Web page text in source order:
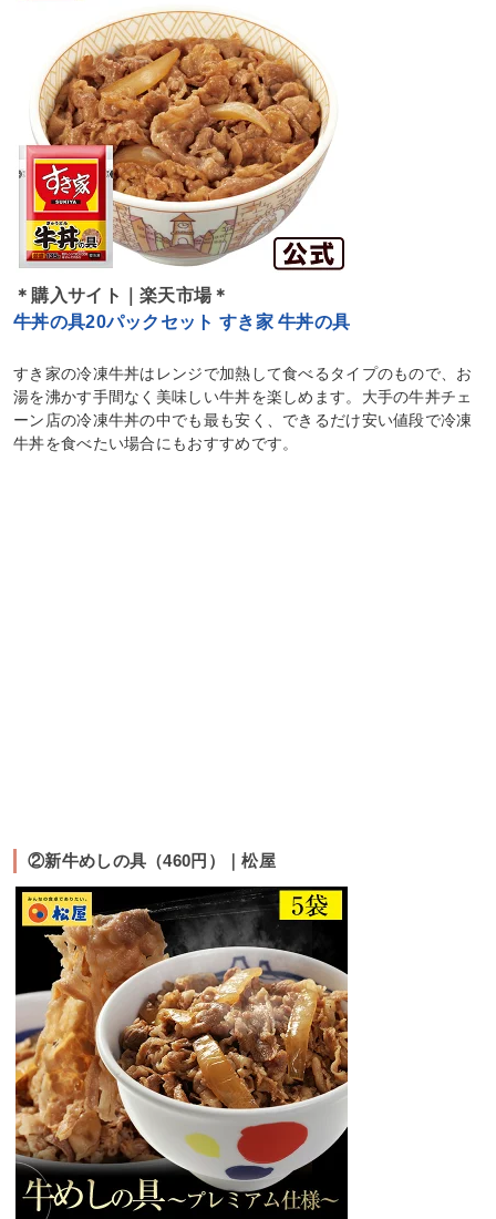
＊購入サイト｜楽天市場＊
牛丼の具20パックセット すき家 牛丼の具
すき家の冷凍牛丼はレンジで加熱して食べるタイプのもので、お
湯を沸かす手間なく美味しい牛丼を楽しめます。大手の牛丼チェ
ーン店の冷凍牛丼の中でも最も安く、できるだけ安い値段で冷凍
牛丼を食べたい場合にもおすすめです。
②新牛めしの具（460円）｜松屋